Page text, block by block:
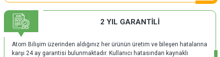
2 YIL GARANTİLİ
Atom Bilişim üzerinden aldığınız her ürünün üretim ve bileşen hatalarına
karşı 24 ay garantisi bulunmaktadır. Kullanıcı hatasından kaynaklı